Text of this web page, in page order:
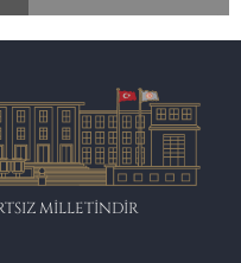
MİLLETİNDİR